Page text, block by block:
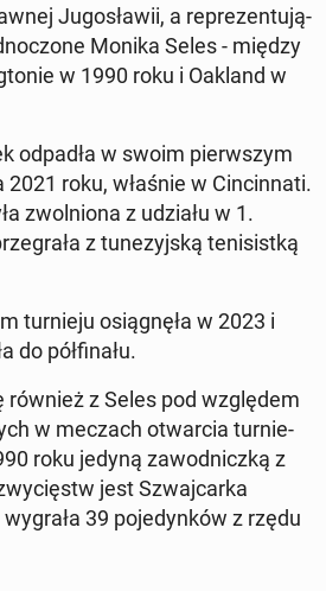
Ju­go­sła­wii, a re­pre­zen­tu­ją­
Monika Seles - między
w 1990 roku i Oakland w
odpadła w swoim pierw­szym
roku, właśnie w Cin­cin­na­ti.
zwol­nio­na z udziału w 1.
z tu­ne­zyj­ską te­ni­sist­ką
tur­nie­ju osią­gnę­ła w 2023 i
do pół­fi­na­łu.
również z Seles pod wzglę­dem
w meczach otwar­cia tur­nie­
roku jedyną za­wod­nicz­ką z
jest Szwaj­car­ka
39 po­je­dyn­ków z rzędu